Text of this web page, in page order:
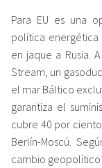
Para EU es una
política energética
en jaque a Rusia.
Stream, un
el mar Báltico
garantiza el
cubre 40 por
Berlín-Moscú.
cambio